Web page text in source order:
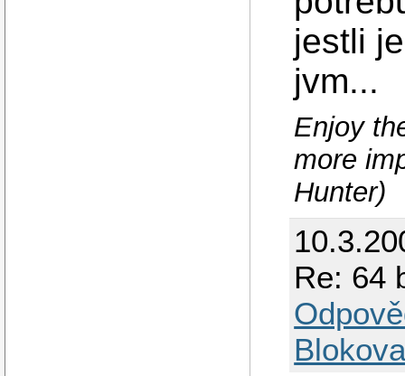
jestli
jvm...
Enjoy
more
Hunter)
Re: 64